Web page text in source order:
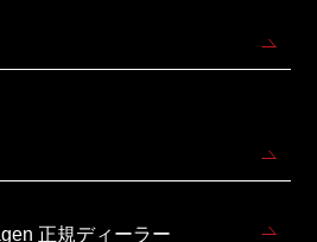
正規ディーラー